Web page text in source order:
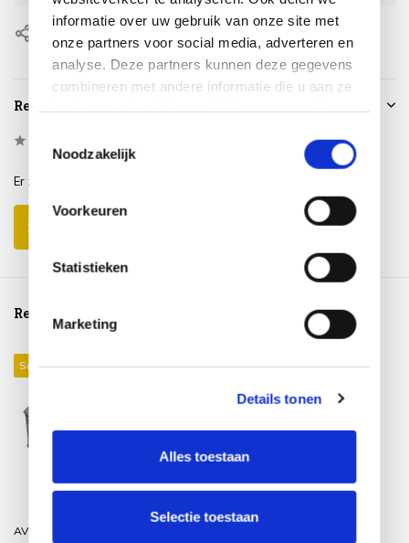
informatie over uw gebruik van onze site met
onze partners voor social media, adverteren en
analyse. Deze partners kunnen deze gegevens
combineren met andere informatie die u aan ze
Noodzakelijk
Voorkeuren
Statistieken
Marketing
Details tonen
Alles toestaan
Selectie toestaan
Reviews
Er zijn nog geen reviews geschreven over dit product..
Schrijf je eigen review
Reeds bekeken
Sale 18%
AVH-Collectie